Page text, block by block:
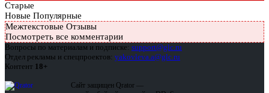
Старые
Новые Популярные
Межтекстовые Отзывы
Посмотреть все комментарии
Вопросы по материалам и подписке: support@glc.ru
Отдел рекламы и спецпроектов: yakovleva.a@glc.ru
Контент 18+
Сайт защищен Qrator —